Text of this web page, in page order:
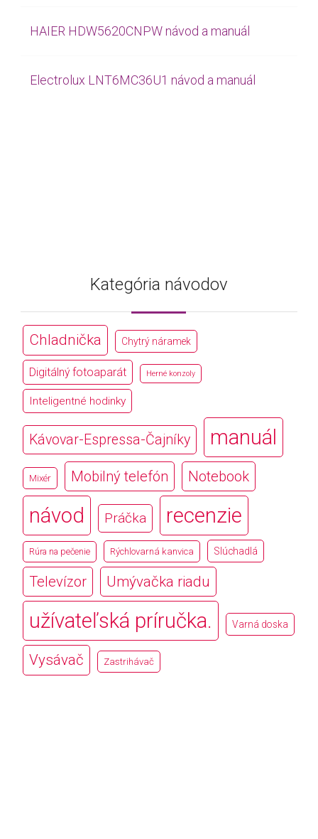
HAIER HDW5620CNPW návod a manuál
Electrolux LNT6MC36U1 návod a manuál
Kategória návodov
Chladnička Chytrý náramek
Digitálný fotoaparát Herné konzoly
Inteligentné hodinky
Kávovar-Espressa-Čajníky manuál
Mixér Mobilný telefón Notebook
návod Práčka recenzie
Rúra na pečenie Rýchlovarná kanvica Slúchadlá
Televízor Umývačka riadu
užívateľská príručka. Varná doska
Vysávač Zastrihávač